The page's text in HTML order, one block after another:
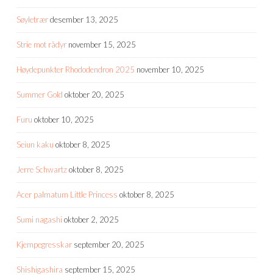
Søyletrærdesember 13, 2025
Strie mot rådyr november 15, 2025
Høydepunkter Rhododendron 2025 november 10, 2025
Summer Gold oktober 20, 2025
Furu oktober 10, 2025
Seiun kaku oktober 8, 2025
Jerre Schwartzoktober 8, 2025
Acer palmatum Little Princess oktober 8, 2025
Sumi nagashi oktober 2, 2025
Kjempegresskar september 20, 2025
Shishigashira september 15, 2025